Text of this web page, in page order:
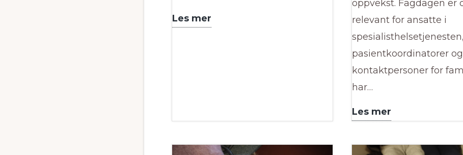
Les mer
Aasen
oppvekst. Fagdagen er
relevant for ansatte i
pasientkoordinatorer og
kontaktpersoner for
har…
Les mer
fagdag